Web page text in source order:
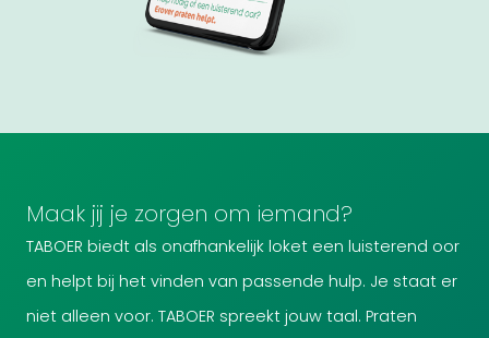
Maak jij je zorgen om iemand?
TABOER biedt als onafhankelijk loket een luisterend oor
en helpt bij het vinden van passende hulp. Je staat er
niet alleen voor. TABOER spreekt jouw taal. Praten